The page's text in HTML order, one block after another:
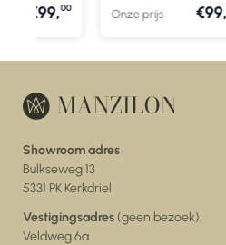
€99,00 Onze prijs €99,00
Showroom adres
Bulkseweg 13
5331 PK Kerkdriel
Vestigingsadres (geen bezoek)
Veldweg 6a